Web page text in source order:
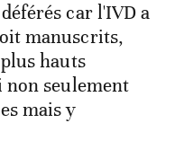
car l'IVD a
manuscrits,
hauts
non seulement
mais y